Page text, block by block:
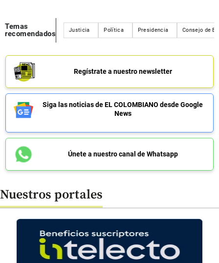
Temas
recomendados
Justicia Política Presidencia Consejo de
Regístrate a nuestro newsletter
Siga las noticias de EL COLOMBIANO desde Google
News
Únete a nuestro canal de Whatsapp
Nuestros portales